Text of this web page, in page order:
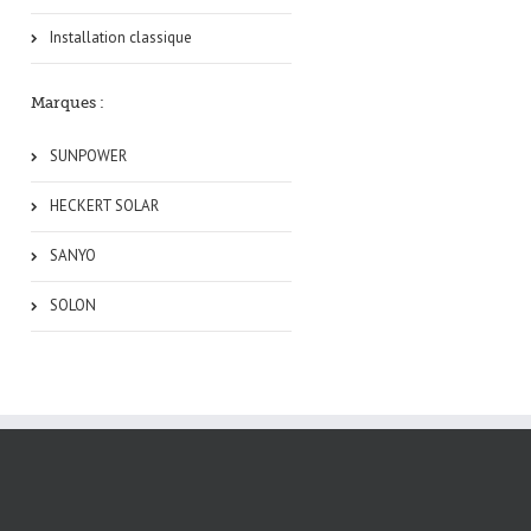
Installation classique
Marques :
SUNPOWER
HECKERT SOLAR
SANYO
SOLON